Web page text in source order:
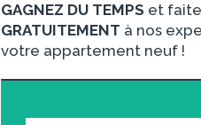
GAGNEZ DU TEMPS et
GRATUITEMENT à nos
votre appartement neuf !